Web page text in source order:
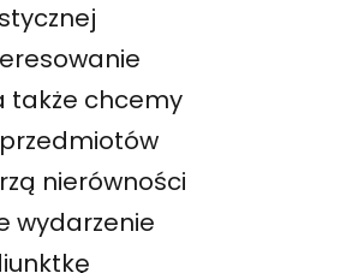
także chcemy
nierówności
wydarzenie